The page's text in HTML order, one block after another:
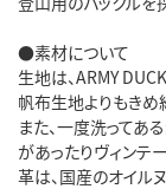
●素材について
生地は、ARMY
帆布生地よりもきめ
また、一度洗ってあ
があったりヴィンテ
革は、国産のオイル